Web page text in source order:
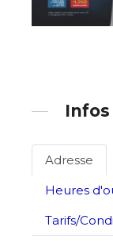
Adresse
Heures
Tarifs/